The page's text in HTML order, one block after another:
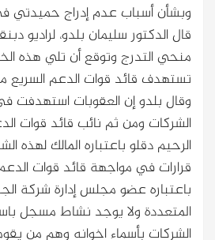
وبشأن أسباب عدم إدراج حميدتي
قال الدكتور سليمان بلدو، لراديو
منحي التدرج وتوقع أن تلي هذه
تستهدف قائد قوات الدعم السريع
وقال بلدو إن العقوبات استهدفت
الشركات ومن ثم نائب قائد قوات
الرحيم دقلو باعتباره المالك لهذه
قرارات في مواجهة قائد قوات
باعتباره عضو مجلس إدارة شركة
المتعددة ولا يوجد نشاط مسجل
الشركات بأسماء اخوانه وهم من